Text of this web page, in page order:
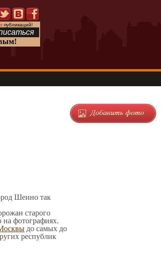
публикаций!
Шеино так
старого
на фотографиях.
до самых до
республик